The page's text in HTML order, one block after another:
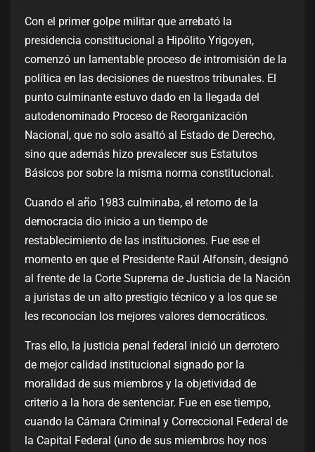
Con el primer golpe militar que arrebató la
presidencia constitucional a Hipólito Yrigoyen,
comenzó un lamentable proceso de intromisión de la
política en las decisiones de nuestros tribunales. El
punto culminante estuvo dado en la llegada del
autodenominado Proceso de Reorganización
Nacional, que no solo asaltó al Estado de Derecho,
sino que además hizo prevalecer sus Estatutos
Básicos por sobre la misma norma constitucional.
Cuando el año 1983 culminaba, el retorno de la
democracia dio inicio a un tiempo de
restablecimiento de las instituciones. Fue ese el
momento en que el Presidente Raúl Alfonsín, designó
al frente de la Corte Suprema de Justicia de la Nación
a juristas de un alto prestigio técnico y a los que se
les reconocían los mejores valores democráticos.
Tras ello, la justicia penal federal inició un derrotero
de mejor calidad institucional signado por la
moralidad de sus miembros y la objetividad de
criterio a la hora de sentenciar. Fue en ese tiempo,
cuando la Cámara Criminal y Correccional Federal de
la Capital Federal (uno de sus miembros hoy nos